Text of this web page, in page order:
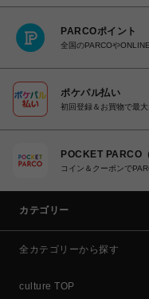
PARCOポイント
全国のPARCOや
ポケパル払い
初回登録＆お買物で最
POCKET PARCO
コイン＆クーポンで
カテゴリー
全カテゴリーから探す
culture TOP